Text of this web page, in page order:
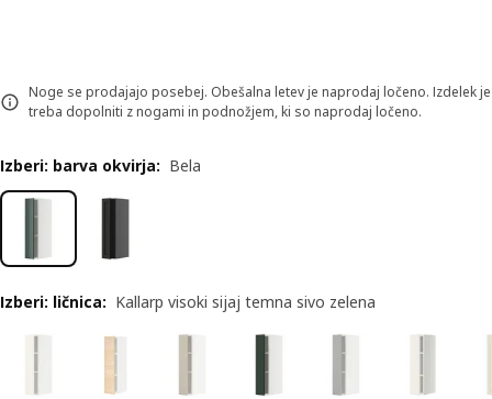
Noge se prodajajo posebej. Obešalna letev je naprodaj ločeno. Izdelek je
treba dopolniti z nogami in podnožjem, ki so naprodaj ločeno.
Izberi: barva okvirja: Bela
Izberi: ličnica: Kallarp visoki sijaj temna sivo zelena